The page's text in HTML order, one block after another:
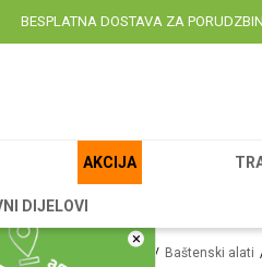
BESPLATNA DOSTAVA ZA
AKCIJA
DIJELOVI
×
Baštenski alati